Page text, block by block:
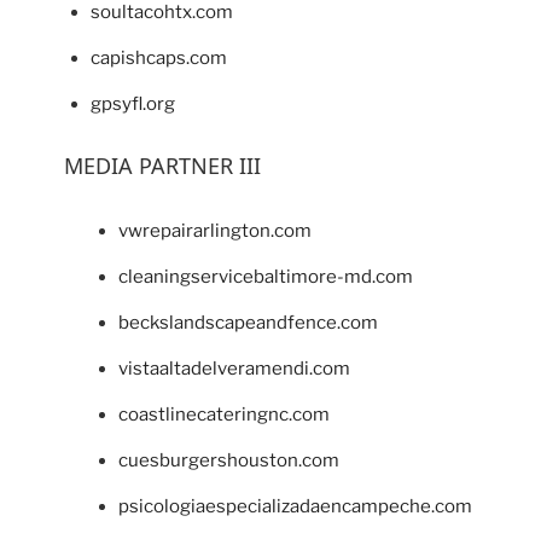
soultacohtx.com
capishcaps.com
gpsyfl.org
MEDIA PARTNER III
vwrepairarlington.com
cleaningservicebaltimore-md.com
beckslandscapeandfence.com
vistaaltadelveramendi.com
coastlinecateringnc.com
cuesburgershouston.com
psicologiaespecializadaencampeche.com